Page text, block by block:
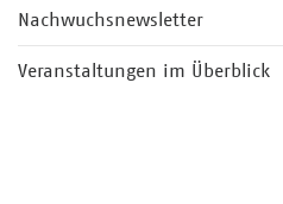
Nachwuchsnewsletter
Veranstaltungen im Überblick